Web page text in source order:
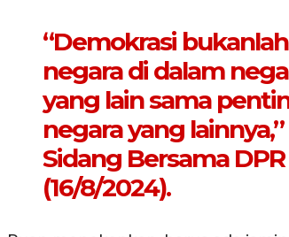
“Demokrasi
negara di dalam
yang lain sama
negara yang
Sidang Bersama
(16/8/2024).